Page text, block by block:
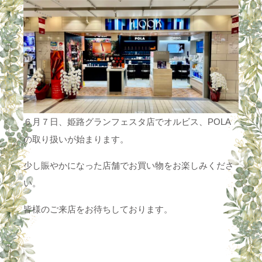
６月７日、姫路グランフェスタ店でオルビス、POLA
の取り扱いが始まります。
少し賑やかになった店舗でお買い物をお楽しみくださ
い。
皆様のご来店をお待ちしております。